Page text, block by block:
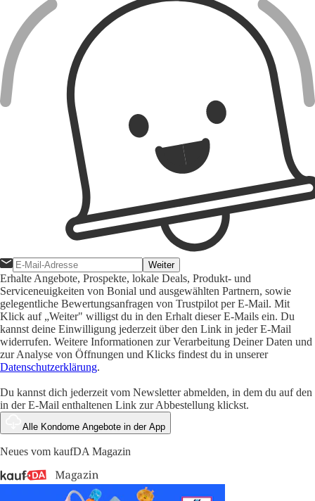
Weiter
Erhalte Angebote, Prospekte, lokale Deals, Produkt- und
Serviceneuigkeiten von Bonial und ausgewählten Partnern, sowie
gelegentliche Bewertungsanfragen von Trustpilot per E-Mail. Mit
Klick auf „Weiter" willigst du in den Erhalt dieser E-Mails ein. Du
kannst deine Einwilligung jederzeit über den Link in jeder E-Mail
widerrufen. Weitere Informationen zur Verarbeitung Deiner Daten und
zur Analyse von Öffnungen und Klicks findest du in unserer
Datenschutzerklärung.
Du kannst dich jederzeit vom Newsletter abmelden, in dem du auf den
in der E-Mail enthaltenen Link zur Abbestellung klickst.
Alle Kondome Angebote in der App
Neues vom kaufDA Magazin